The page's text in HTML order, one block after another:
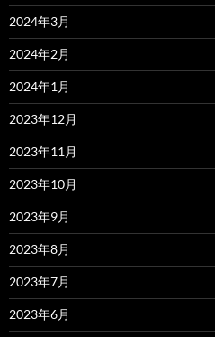
2024年3月
2024年2月
2024年1月
2023年12月
2023年11月
2023年10月
2023年9月
2023年8月
2023年7月
2023年6月